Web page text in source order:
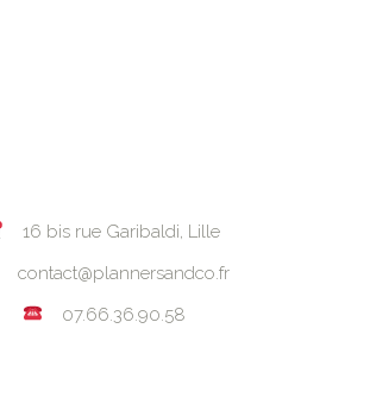
16 bis rue Garibaldi, Lille
contact@plannersandco.fr
07.66.36.90.58